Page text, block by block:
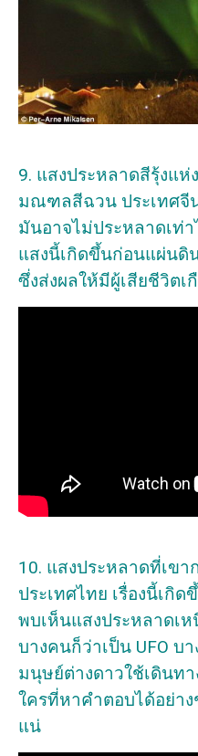
9. แสงประหลาดสีรุ้งแ
มณฑลสีฉวน ประเทศจี
มันอาจไม่ประหลาดเท่
แสงนี้เกิดขึ้นก่อนแผ่นดิ
ซึ่งส่งผลให้มีผู้เสียชีวิต
10. แสงประหลาดที่เข
ประเทศไทย เรื่องนี้เกิ
พบเห็นแสงประหลาดเ
บางคนก็ว่าเป็น UFO บ
มนุษย์ต่างดาวใช้เดินท
ใครที่หาคำตอบได้อย่า
แน่